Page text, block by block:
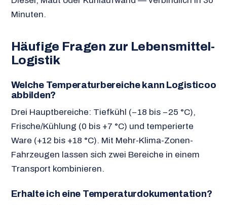
Minuten.
Häufige Fragen zur Lebensmittel-
Logistik
Welche Temperaturbereiche kann Logisticoo
abbilden?
Drei Hauptbereiche: Tiefkühl (−18 bis −25 °C),
Frische/Kühlung (0 bis +7 °C) und temperierte
Ware (+12 bis +18 °C). Mit Mehr-Klima-Zonen-
Fahrzeugen lassen sich zwei Bereiche in einem
Transport kombinieren.
Erhalte ich eine Temperaturdokumentation?